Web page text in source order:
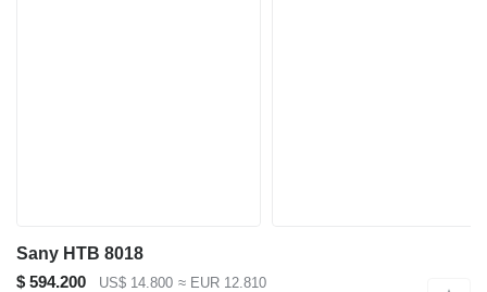
Sany HTB 8018
$ 594.200
US$ 14.800 ≈ EUR 12.810